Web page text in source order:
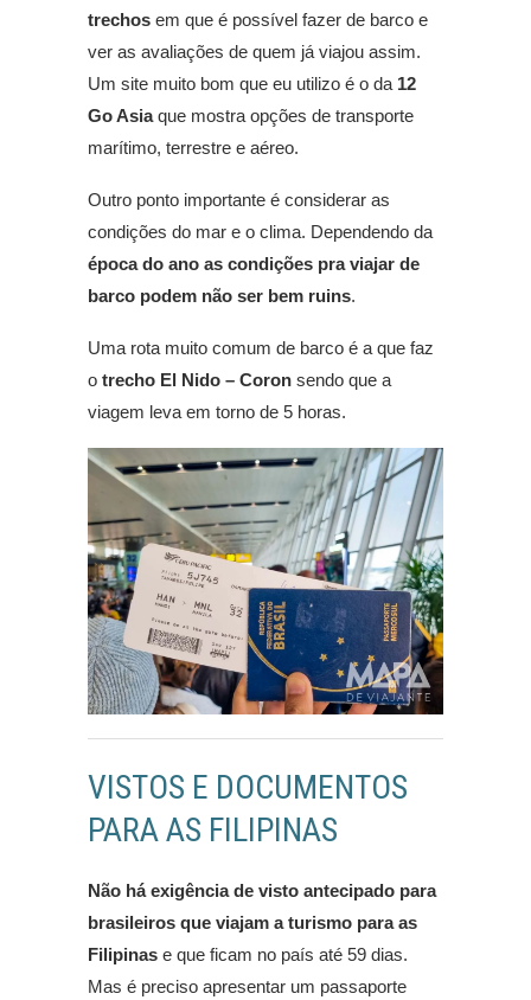
trechos em que é possível fazer de barco e
ver as avaliações de quem já viajou assim.
Um site muito bom que eu utilizo é o da 12
Go Asiaque mostra opções de transporte
marítimo, terrestre e aéreo.
Outro ponto importante é considerar as
condições do mar e o clima. Dependendo da
época do ano as condições pra viajar de
barco podem não ser bem ruins.
Uma rota muito comum de barco é a que faz
o trecho El Nido – Coron sendo que a
viagem leva em torno de 5 horas.
VISTOS E DOCUMENTOS
PARA AS FILIPINAS
Não há exigência de visto antecipado para
brasileiros que viajam a turismo para as
Filipinas e que ficam no país até 59 dias.
Mas é preciso apresentar um passaporte